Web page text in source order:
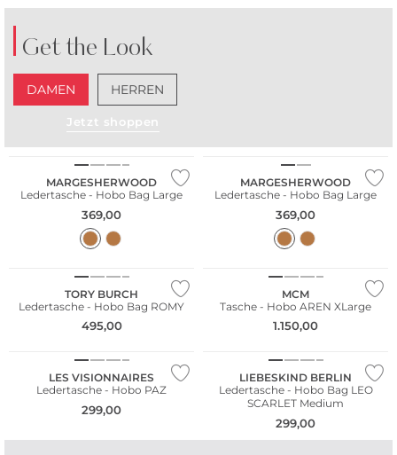
Get the Look
DAMEN HERREN
Jetzt shoppen
MARGESHERWOOD
Ledertasche - Hobo Bag Large
369,00
MARGESHERWOOD
Ledertasche - Hobo Bag Large
369,00
TORY BURCH
Ledertasche - Hobo Bag ROMY
495,00
MCM
Tasche - Hobo AREN XLarge
1.150,00
LES VISIONNAIRES
Ledertasche - Hobo PAZ
299,00
LIEBESKIND BERLIN
Ledertasche - Hobo Bag LEO
SCARLET Medium
299,00